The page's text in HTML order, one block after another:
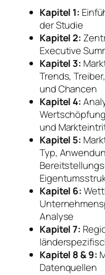
Kapitel 1:
der Studie
Kapitel 2:
Executive
Kapitel 3:
Trends,
und Chancen
Kapitel 4:
und
Kapitel 5:
Typ,
Kapitel 6:
Analyse
Kapitel 7:
Kapitel 8 & 9:
Datenquellen